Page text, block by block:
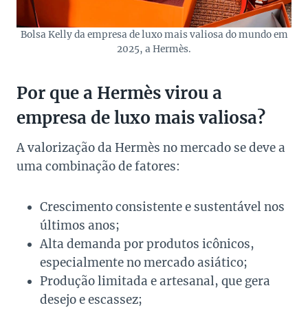
Bolsa Kelly da empresa de luxo mais valiosa do mundo em
2025, a Hermès.
Por que a Hermès virou a
empresa de luxo mais valiosa?
A valorização da Hermès no mercado se deve a
uma combinação de fatores:
Crescimento consistente e sustentável nos
últimos anos;
Alta demanda por produtos icônicos,
especialmente no mercado asiático;
Produção limitada e artesanal, que gera
desejo e escassez;